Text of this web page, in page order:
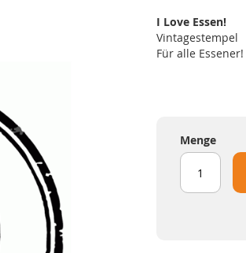
I Love Essen!
Vintagestempel
Für alle Essener!
Menge